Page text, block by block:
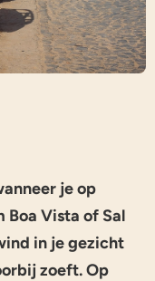
je op
Boa Vista of Sal
in je gezicht
zoeft. Op